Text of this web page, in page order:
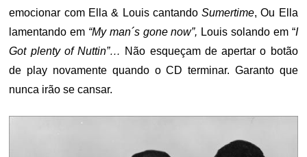
emocionar com Ella & Louis cantandoSumertime, Ou Ella
lamentando em “My man´s gone now”, Louis solando em “I
Got plenty of Nuttin”… Não esqueçam de apertar o botão
de play novamente quando o CD terminar. Garanto que
nunca irão se cansar.